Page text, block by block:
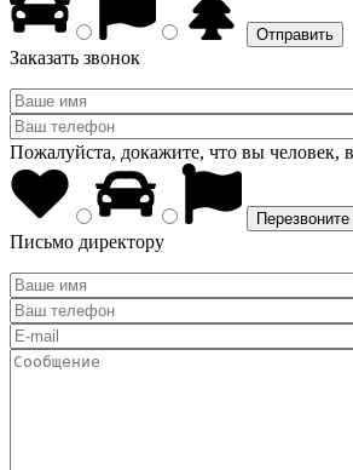
Заказать звонок
Пожалуйста, докажите, что вы человек,
Письмо директору